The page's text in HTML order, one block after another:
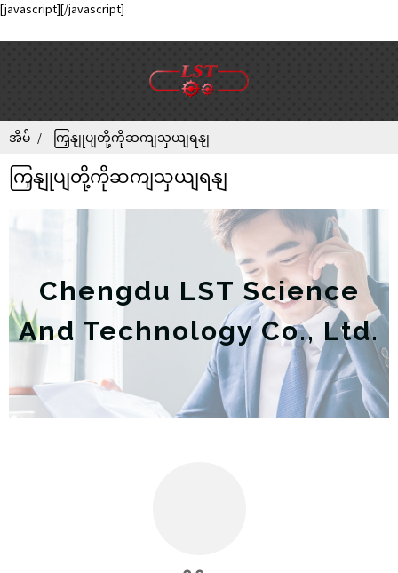
[javascript][/javascript]
အိမ် ကြှနျုပျတို့ကိုဆကျသှယျရနျ
ကြှနျုပျတို့ကိုဆကျသှယျရနျ
Chengdu LST Science
And Technology Co., Ltd.